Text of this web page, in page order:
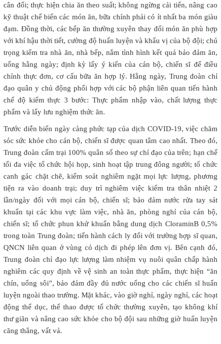
cân đối; thực hiện chia ăn theo suất; không ngừng cải tiến, nâng cao
kỹ thuật chế biến các món ăn, bữa chính phải có ít nhất ba món giàu
đạm. Đồng thời, các bếp ăn thường xuyên thay đổi món ăn phù hợp
với khí hậu thời tiết, cường độ huấn luyện và khẩu vị của bộ đội; chú
trọng kiểm tra nhà ăn, nhà bếp, nắm tình hình kết quả bảo đảm ăn,
uống hằng ngày; định kỳ lấy ý kiến của cán bộ, chiến sĩ để điều
chỉnh thực đơn, cơ cấu bữa ăn hợp lý. Hằng ngày, Trung đoàn chỉ
đạo quân y chủ động phối hợp với các bộ phận liên quan tiến hành
chế độ kiểm thực 3 bước: Thực phẩm nhập vào, chất lượng thực
phẩm và lấy lưu nghiệm thức ăn.
Trước diễn biến ngày càng phức tạp của dịch COVID-19, việc chăm
sóc sức khỏe cho cán bộ, chiến sĩ được quan tâm cao nhất. Theo đó,
Trung đoàn cấm trại 100% quân số theo sự chỉ đạo của trên; hạn chế
tối đa việc tổ chức hội họp, sinh hoạt tập trung đông người; tổ chức
canh gác chặt chẽ, kiểm soát nghiêm ngặt mọi lực lượng, phương
tiện ra vào doanh trại; duy trì nghiêm việc kiểm tra thân nhiệt 2
lần/ngày đối với mọi cán bộ, chiến sĩ; bảo đảm nước rửa tay sát
khuẩn tại các khu vực làm việc, nhà ăn, phòng nghỉ của cán bộ,
chiến sĩ; tổ chức phun khử khuẩn bằng dung dịch CloraminB 0,5%
trong toàn Trung đoàn; tiến hành cách ly đối với trường hợp sĩ quan,
QNCN liên quan ở vùng có dịch đi phép lên đơn vị. Bên cạnh đó,
Trung đoàn chỉ đạo lực lượng làm nhiệm vụ nuôi quân chấp hành
nghiêm các quy định về vệ sinh an toàn thực phẩm, thực hiện “ăn
chín, uống sôi”, bảo đảm đầy đủ nước uống cho các chiến sĩ huấn
luyện ngoài thao trường. Mặt khác, vào giờ nghỉ, ngày nghỉ, các hoạt
động thể dục, thể thao được tổ chức thường xuyên, tạo không khí
thư giãn và nâng cao sức khỏe cho bộ đội sau những giờ huấn luyện
căng thẳng, vất vả.